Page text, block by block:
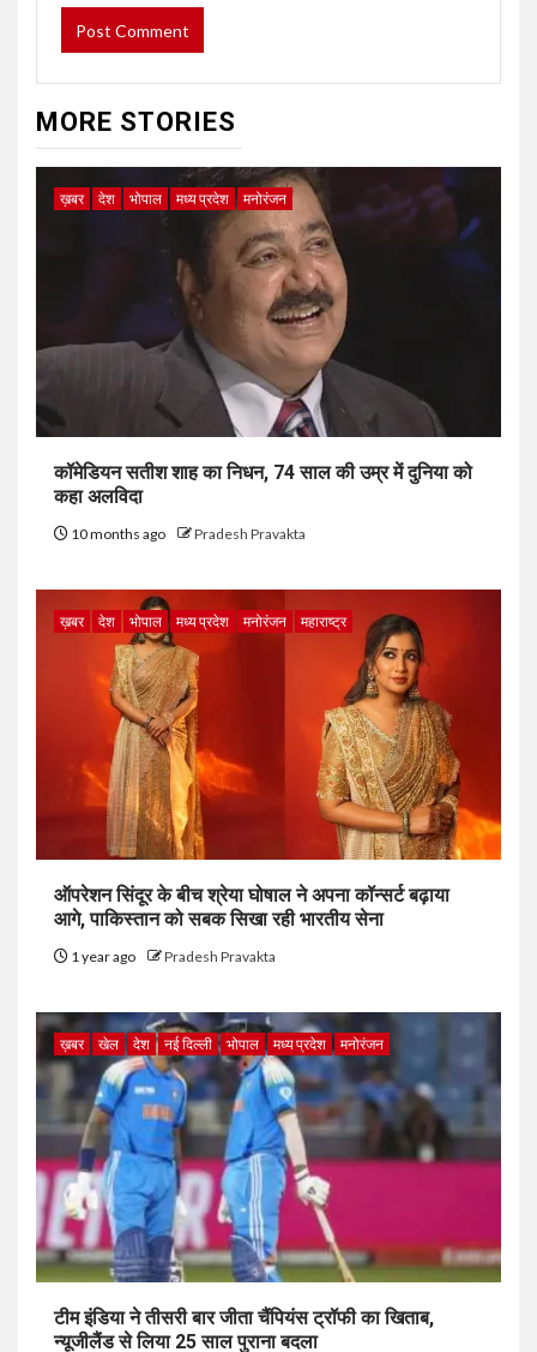
MORE STORIES
ख़बर देश भोपाल मध्य प्रदेश मनोरंजन
कॉमेडियन सतीश शाह का निधन, 74 साल की उम्र में दुनिया को
कहा अलविदा
10 months ago Pradesh Pravakta
ख़बर देश भोपाल मध्य प्रदेश मनोरंजन महाराष्ट्र
ऑपरेशन सिंदूर के बीच श्रेया घोषाल ने अपना कॉन्सर्ट बढ़ाया
आगे, पाकिस्तान को सबक सिखा रही भारतीय सेना
1 year ago Pradesh Pravakta
ख़बर खेल देश नई दिल्ली भोपाल मध्य प्रदेश मनोरंजन
टीम इंडिया ने तीसरी बार जीता चैंपियंस ट्रॉफी का खिताब,
न्यूजीलैंड से लिया 25 साल पुराना बदला